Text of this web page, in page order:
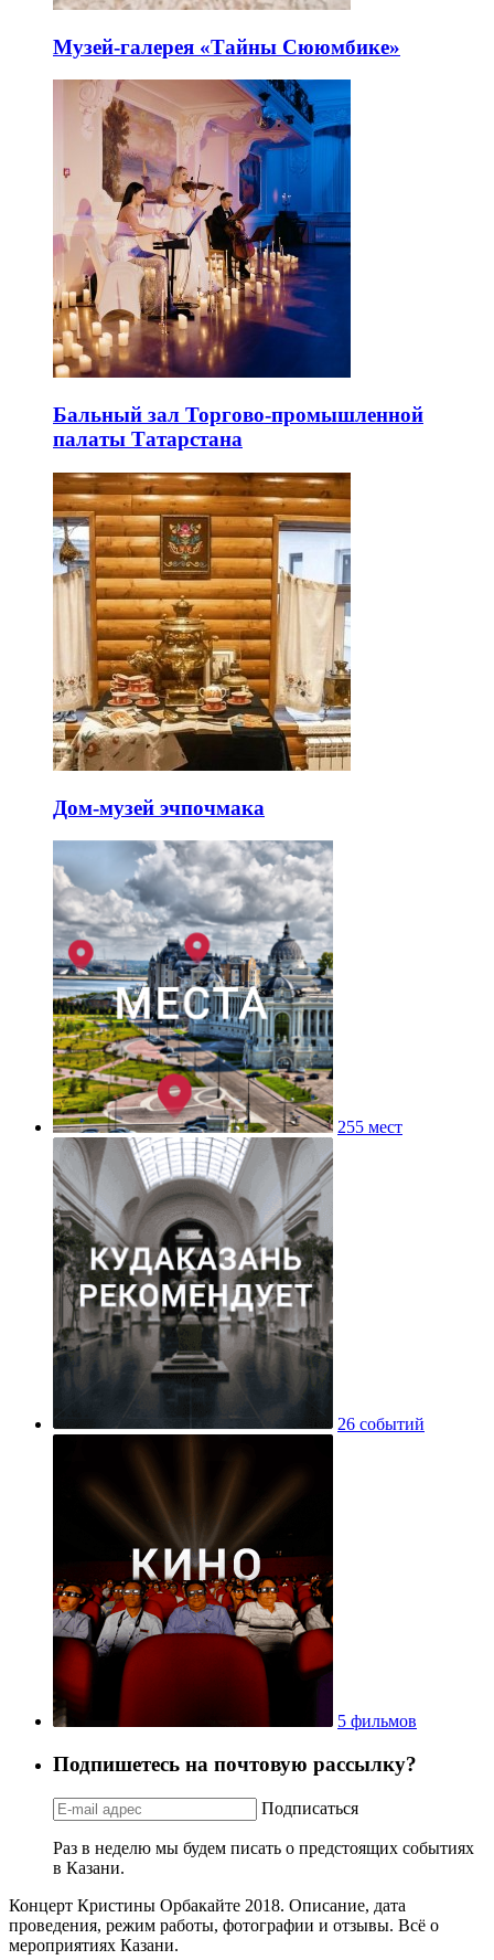
Музей-галерея «Тайны Сююмбике»
Бальный зал Торгово-промышленной
палаты Татарстана
Дом-музей эчпочмака
255 мест
26 событий
5 фильмов
Подпишетесь на почтовую рассылку?
Подписаться
Раз в неделю мы будем писать о предстоящих событиях
в Казани.
Концерт Кристины Орбакайте 2018. Описание, дата
проведения, режим работы, фотографии и отзывы. Всё о
мероприятиях Казани.